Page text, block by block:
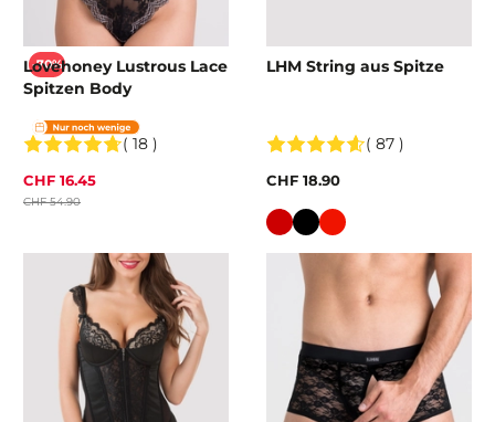
-70%
Lovehoney Lustrous Lace
Spitzen Body
( 18 )
CHF 16.45
CHF 54.90
LHM String aus Spitze
( 87 )
CHF 18.90
Farbe